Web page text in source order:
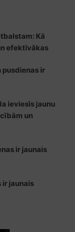
Kā
efektīvākas
pusdienas ir
ieviesīs jaunu
un
ir jaunais
ir jaunais